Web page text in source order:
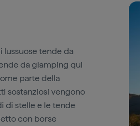
lussuose tende da
da glamping qui
parte della
sostanziosi vengono
di stelle e le tende
con borse